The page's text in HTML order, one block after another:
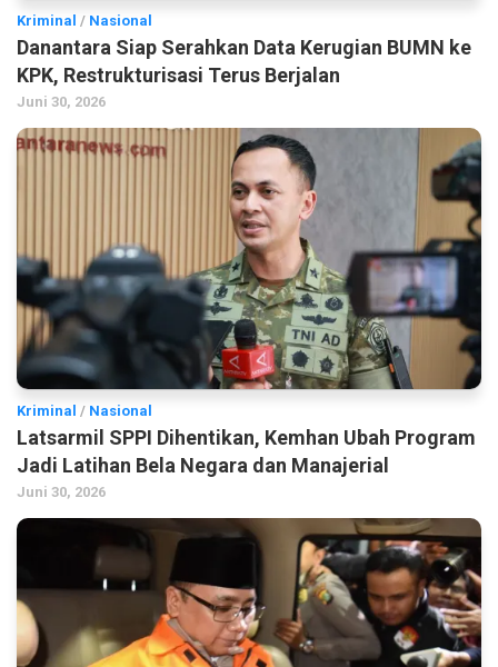
Kriminal / Nasional
Danantara Siap Serahkan Data Kerugian BUMN ke
KPK, Restrukturisasi Terus Berjalan
Juni 30, 2026
Kriminal / Nasional
Latsarmil SPPI Dihentikan, Kemhan Ubah Program
Jadi Latihan Bela Negara dan Manajerial
Juni 30, 2026